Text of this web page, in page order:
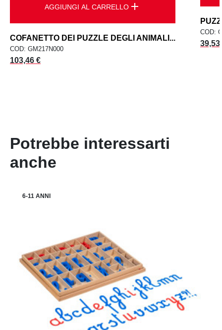
AGGIUNGI AL CARRELLO add
COFANETTO DEI PUZZLE DEGLI ANIMALI...
COD: GM217N000
Prezzo
103,46 €
COD:
39,53
Potrebbe interessarti
anche
6-11 ANNI